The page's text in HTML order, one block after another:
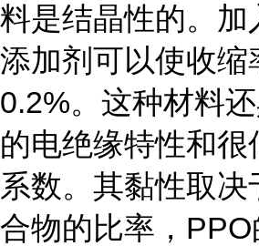
料是结晶性的。加
添加剂可以使收缩
0.2%。这种材料
的电绝缘特性和很
系数。其黏性取决
合物的比率，